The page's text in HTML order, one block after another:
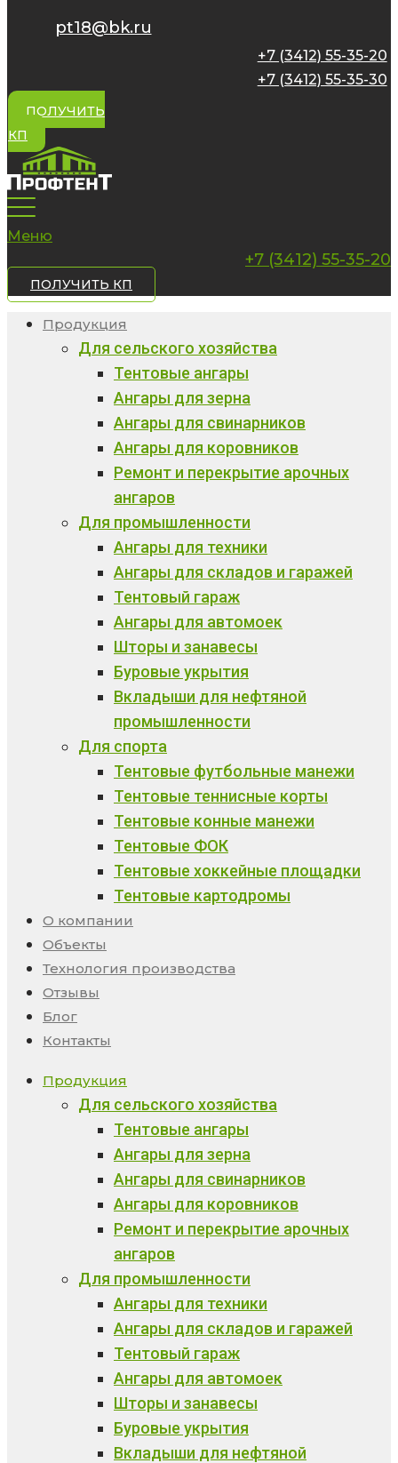
pt18@bk.ru
+7 (3412) 55-35-20
+7 (3412) 55-35-30
ПОЛУЧИТЬ
КП
Меню
+7 (3412) 55-35-20
ПОЛУЧИТЬ КП
Продукция
Для сельского хозяйства
Тентовые ангары
Ангары для зерна
Ангары для свинарников
Ангары для коровников
Ремонт и перекрытие арочных
ангаров
Для промышленности
Ангары для техники
Ангары для складов и гаражей
Тентовый гараж
Ангары для автомоек
Шторы и занавесы
Буровые укрытия
Вкладыши для нефтяной
промышленности
Для спорта
Тентовые футбольные манежи
Тентовые теннисные корты
Тентовые конные манежи
Тентовые ФОК
Тентовые хоккейные площадки
Тентовые картодромы
О компании
Объекты
Технология производства
Отзывы
Блог
Контакты
Продукция
Для сельского хозяйства
Тентовые ангары
Ангары для зерна
Ангары для свинарников
Ангары для коровников
Ремонт и перекрытие арочных
ангаров
Для промышленности
Ангары для техники
Ангары для складов и гаражей
Тентовый гараж
Ангары для автомоек
Шторы и занавесы
Буровые укрытия
Вкладыши для нефтяной